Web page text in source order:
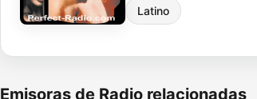
Latino
Emisoras de Radio relacionadas